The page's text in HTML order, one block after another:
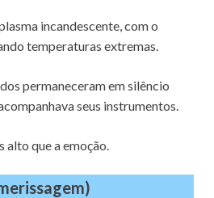
incandescente, com o
temperaturas extremas.
permaneceram em silêncio
seus instrumentos.
alto que a emoção.